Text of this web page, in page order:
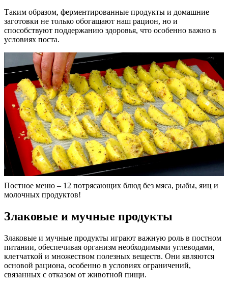
Таким образом, ферментированные продукты и домашние
заготовки не только обогащают наш рацион, но и
способствуют поддержанию здоровья, что особенно важно в
условиях поста.
Постное меню – 12 потрясающих блюд без мяса, рыбы, яиц и
молочных продуктов!
Злаковые и мучные продукты
Злаковые и мучные продукты играют важную роль в постном
питании, обеспечивая организм необходимыми углеводами,
клетчаткой и множеством полезных веществ. Они являются
основой рациона, особенно в условиях ограничений,
связанных с отказом от животной пищи.